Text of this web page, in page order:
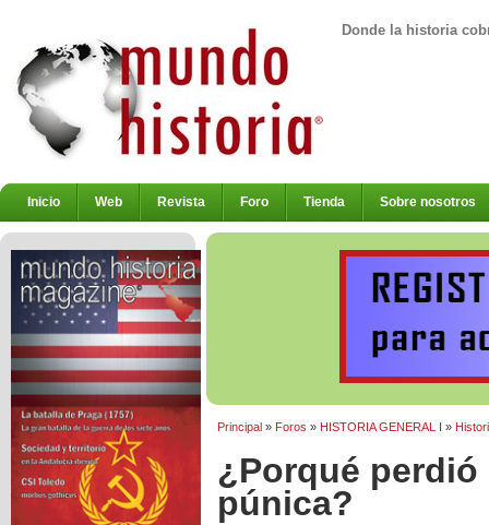
Donde la historia
Inicio Web Revista Foro Tienda Sobre nosotros
Principal» Foros » HISTORIA GENERAL I »
¿Porqué
púnica?